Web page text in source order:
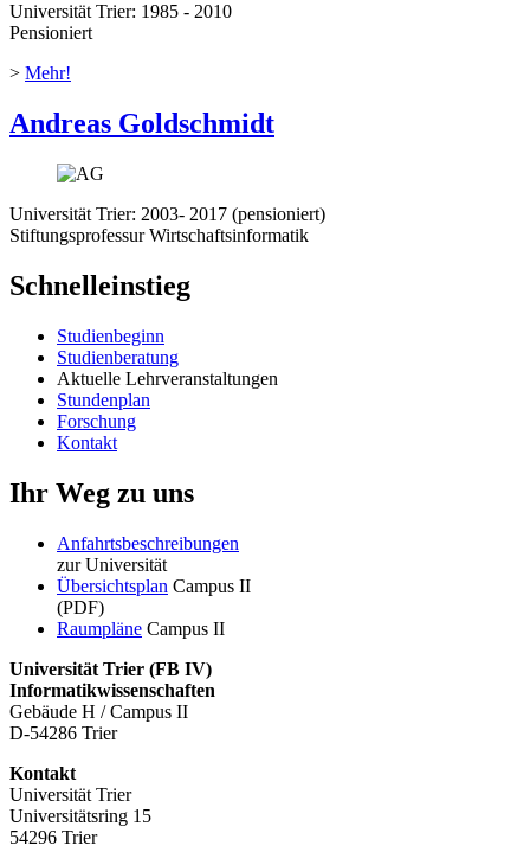
Universität Trier: 1985 - 2010
Pensioniert
> Mehr!
Andreas Goldschmidt
Universität Trier: 2003- 2017 (pensioniert)
Stiftungsprofessur Wirtschaftsinformatik
Schnelleinstieg
Studienbeginn
Studienberatung
Aktuelle Lehrveranstaltungen
Stundenplan
Forschung
Kontakt
Ihr Weg zu uns
Anfahrtsbeschreibungen
zur Universität
Übersichtsplan Campus II
(PDF)
Raumpläne Campus II
Universität Trier (FB IV)
Informatikwissenschaften
Gebäude H / Campus II
D-54286 Trier
Kontakt
Universität Trier
Universitätsring 15
54296 Trier